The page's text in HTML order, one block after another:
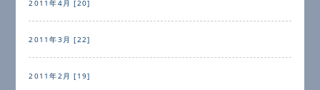
2011年4月 [20]
2011年3月 [22]
2011年2月 [19]